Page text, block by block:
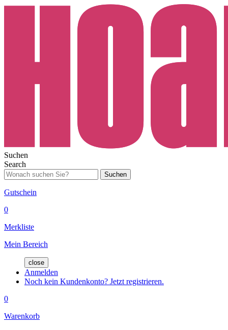
Suchen
Search
Suchen
Gutschein
0
Merkliste
Mein Bereich
close
Anmelden
Noch kein Kundenkonto? Jetzt registrieren.
0
Warenkorb